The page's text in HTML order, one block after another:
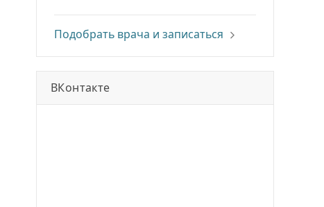
Подобрать врача и записаться
ВКонтакте